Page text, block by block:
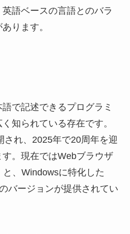
語ベースの言語とのバラ
ります。
語で記述できるプログラミ
知られている存在です。
され、2025年で20周年を迎
。現在ではWebブラウザ
、Windowsに特化した
バージョンが提供されてい